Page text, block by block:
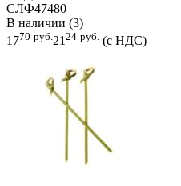
СЛФ47480
В наличии (3)
1770 руб. 21 24 руб. (с НДС)